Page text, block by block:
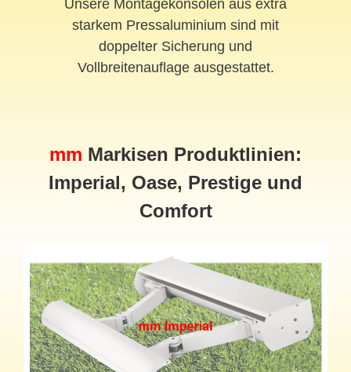
Unsere Montagekonsolen aus extra
starkem Pressaluminium sind mit
doppelter Sicherung und
Vollbreitenauflage ausgestattet.
mm Markisen Produktlinien:
Imperial, Oase, Prestige und
Comfort